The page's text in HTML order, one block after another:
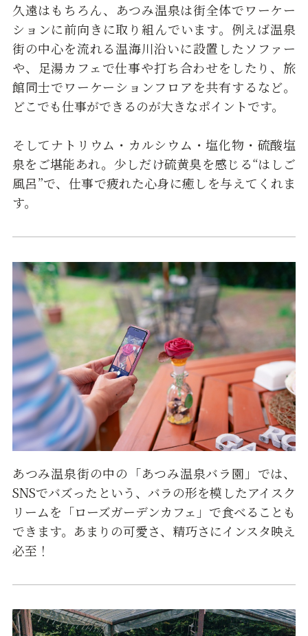
久遠はもちろん、あつみ温泉は街全体でワーケー
ションに前向きに取り組んでいます。例えば温泉
街の中心を流れる温海川沿いに設置したソファー
や、足湯カフェで仕事や打ち合わせをしたり、旅
館同士でワーケーションフロアを共有するなど。
どこでも仕事ができるのが大きなポイントです。
そしてナトリウム・カルシウム・塩化物・硫酸塩
泉をご堪能あれ。少しだけ硫黄臭を感じる“はしご
風呂”で、仕事で疲れた心身に癒しを与えてくれま
す。
あつみ温泉街の中の「あつみ温泉バラ園」では、
SNSでバズったという、バラの形を模したアイスク
リームを「ローズガーデンカフェ」で食べることも
できます。あまりの可愛さ、精巧さにインスタ映え
必至！